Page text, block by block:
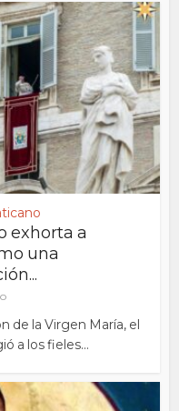
exhorta a
una
de la Virgen María, el
a los fieles...